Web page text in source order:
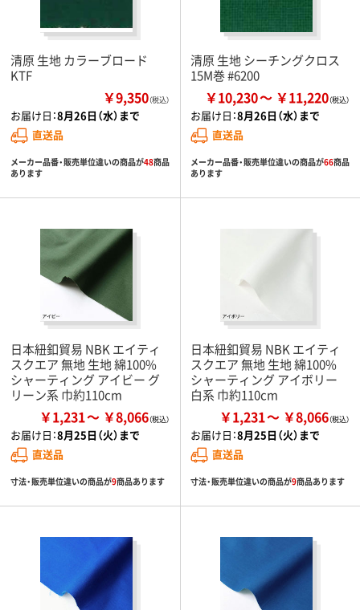
清原 生地 カラーブロード
KTF
￥9,350（税込）
お届け日：8月26日（水）まで
直送品
メーカー品番・販売単位違いの商品が48商品
あります
清原 生地 シーチングクロス
15M巻 #6200
￥10,230 ￥11,220
お届け日：8月26日（水）まで
直送品
メーカー品番・販売単位違いの商品が66商品
あります
日本紐釦貿易 NBK エイティ
スクエア 無地 生地 綿100%
シャーティング アイビー グ
リーン系 巾約110cm
￥1,231 ￥8,066
お届け日：8月25日（火）まで
直送品
寸法・販売単位違いの商品が9商品あります
日本紐釦貿易 NBK エイティ
スクエア 無地 生地 綿100%
シャーティング アイボリー
白系 巾約110cm
￥1,231 ￥8,066
お届け日：8月25日（火）まで
直送品
寸法・販売単位違いの商品が9商品あります